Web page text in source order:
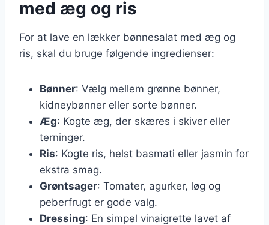
med æg og ris
For at lave en lækker bønnesalat med æg og
ris, skal du bruge følgende ingredienser:
Bønner: Vælg mellem grønne bønner,
kidneybønner eller sorte bønner.
Æg: Kogte æg, der skæres i skiver eller
terninger.
Ris: Kogte ris, helst basmati eller jasmin for
ekstra smag.
Grøntsager: Tomater, agurker, løg og
peberfrugt er gode valg.
Dressing: En simpel vinaigrette lavet af